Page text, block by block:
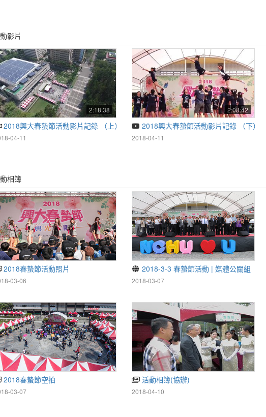
影片
2:18:38
2018興大春蟄節活動影片記錄 （上）
04-11
2:08:42
2018興大春蟄節活動影片記錄 （下）
2018-04-11
相簿
2018春蟄節活動照片
03-06
2018-3-3 春蟄節活動 | 媒體公關組
2018-03-07
2018春蟄節空拍
03-07
活動相簿(協辦)
2018-04-10